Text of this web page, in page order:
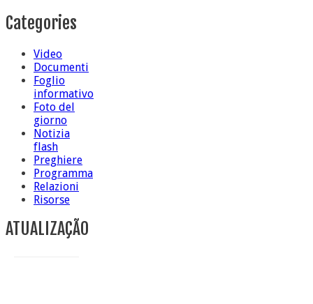
Categories
Video
Documenti
Foglio
informativo
Foto del
giorno
Notizia
flash
Preghiere
Programma
Relazioni
Risorse
ATUALIZAÇÃO